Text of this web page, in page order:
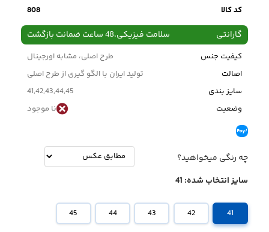
کد کالا 808
گارانتی سلامت فیزیکی،48 ساعت ضمانت بازگشت
کیفیت جنس
طرح اصلی، مشابه اورجینال
اصالت
تولید ایران با الگو گیری از طرح اصلی
سایز بندی
41,42,43,44,45
وضعیت
نا موجود
چه رنگی میخواهید؟
سایز انتخاب شده: 41
41
42
43
44
45